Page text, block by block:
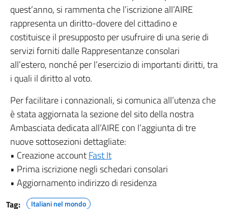
quest’anno, si rammenta che l’iscrizione all’AIRE
rappresenta un diritto-dovere del cittadino e
costituisce il presupposto per usufruire di una serie di
servizi forniti dalle Rappresentanze consolari
all’estero, nonché per l’esercizio di importanti diritti, tra
i quali il diritto al voto.
Per facilitare i connazionali, si comunica all’utenza che
è stata aggiornata la sezione del sito della nostra
Ambasciata dedicata all’AIRE con l’aggiunta di tre
nuove sottosezioni dettagliate:
• Creazione accountFast It
• Prima iscrizione negli schedari consolari
• Aggiornamento indirizzo di residenza
Tag: Italiani nel mondo